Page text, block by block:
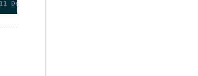
Device [SoloKeys Solo 4.0.0] on usb-